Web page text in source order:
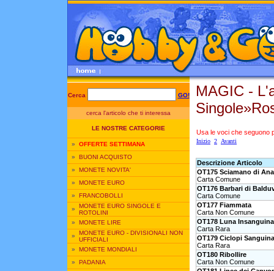
Cerca GO!
cerca l'articolo che ti interessa
LE NOSTRE CATEGORIE
» OFFERTE SETTIMANA
» BUONI ACQUISTO
» MONETE NOVITA'
» MONETE EURO
» FRANCOBOLLI
» MONETE EURO SINGOLE E
ROTOLINI
» MONETE LIRE
» MONETE EURO - DIVISIONALI NON
UFFICIALI
» MONETE MONDIALI
» PADANIA
MAGIC -
Usa le voci che seguono
Inizio 2 Avanti
Descrizione Articolo
OT175 Sciamano di
Carta Comune
OT176 Barbari di
Carta Comune
OT177 Fiammata
Carta Non Comune
OT178 Luna
Carta Rara
OT179 Ciclopi
Carta Rara
OT180 Ribollire
Carta Non Comune